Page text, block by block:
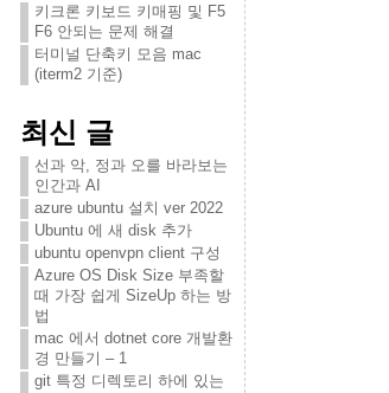
키크론 키보드 키매핑 및 F5
F6 안되는 문제 해결
터미널 단축키 모음 mac
(iterm2 기준)
최신 글
선과 악, 정과 오를 바라보는
인간과 AI
azure ubuntu 설치 ver 2022
Ubuntu 에 새 disk 추가
ubuntu openvpn client 구성
Azure OS Disk Size 부족할
때 가장 쉽게 SizeUp 하는 방
법
mac 에서 dotnet core 개발환
경 만들기 – 1
git 특정 디렉토리 하에 있는